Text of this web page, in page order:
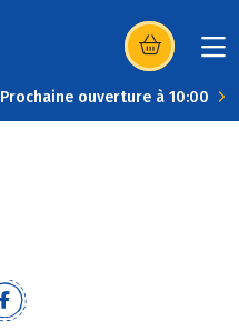
(s’ouvre dans
Prochaine ouverture à 10:00